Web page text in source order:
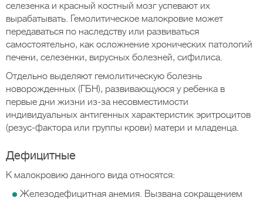
селезенка и красный костный мозг успевают их
вырабатывать. Гемолитическое малокровие может
передаваться по наследству или развиваться
самостоятельно, как осложнение хронических патологий
печени, селезенки, вирусных болезней, сифилиса.
Отдельно выделяют гемолитическую болезнь
новорожденных (ГБН), развивающуюся у ребенка в
первые дни жизни из-за несовместимости
индивидуальных антигенных характеристик эритроцитов
(резус-фактора или группы крови) матери и младенца.
Дефицитные
К малокровию данного вида относятся:
Железодефицитная анемия. Вызвана сокращением